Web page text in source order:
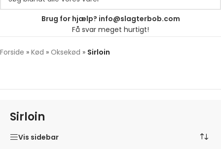
Brug for hjælp? info@slagterbob.com
Få svar meget hurtigt!
Forside » Kød » Oksekød » Sirloin
Sirloin
Vis sidebar